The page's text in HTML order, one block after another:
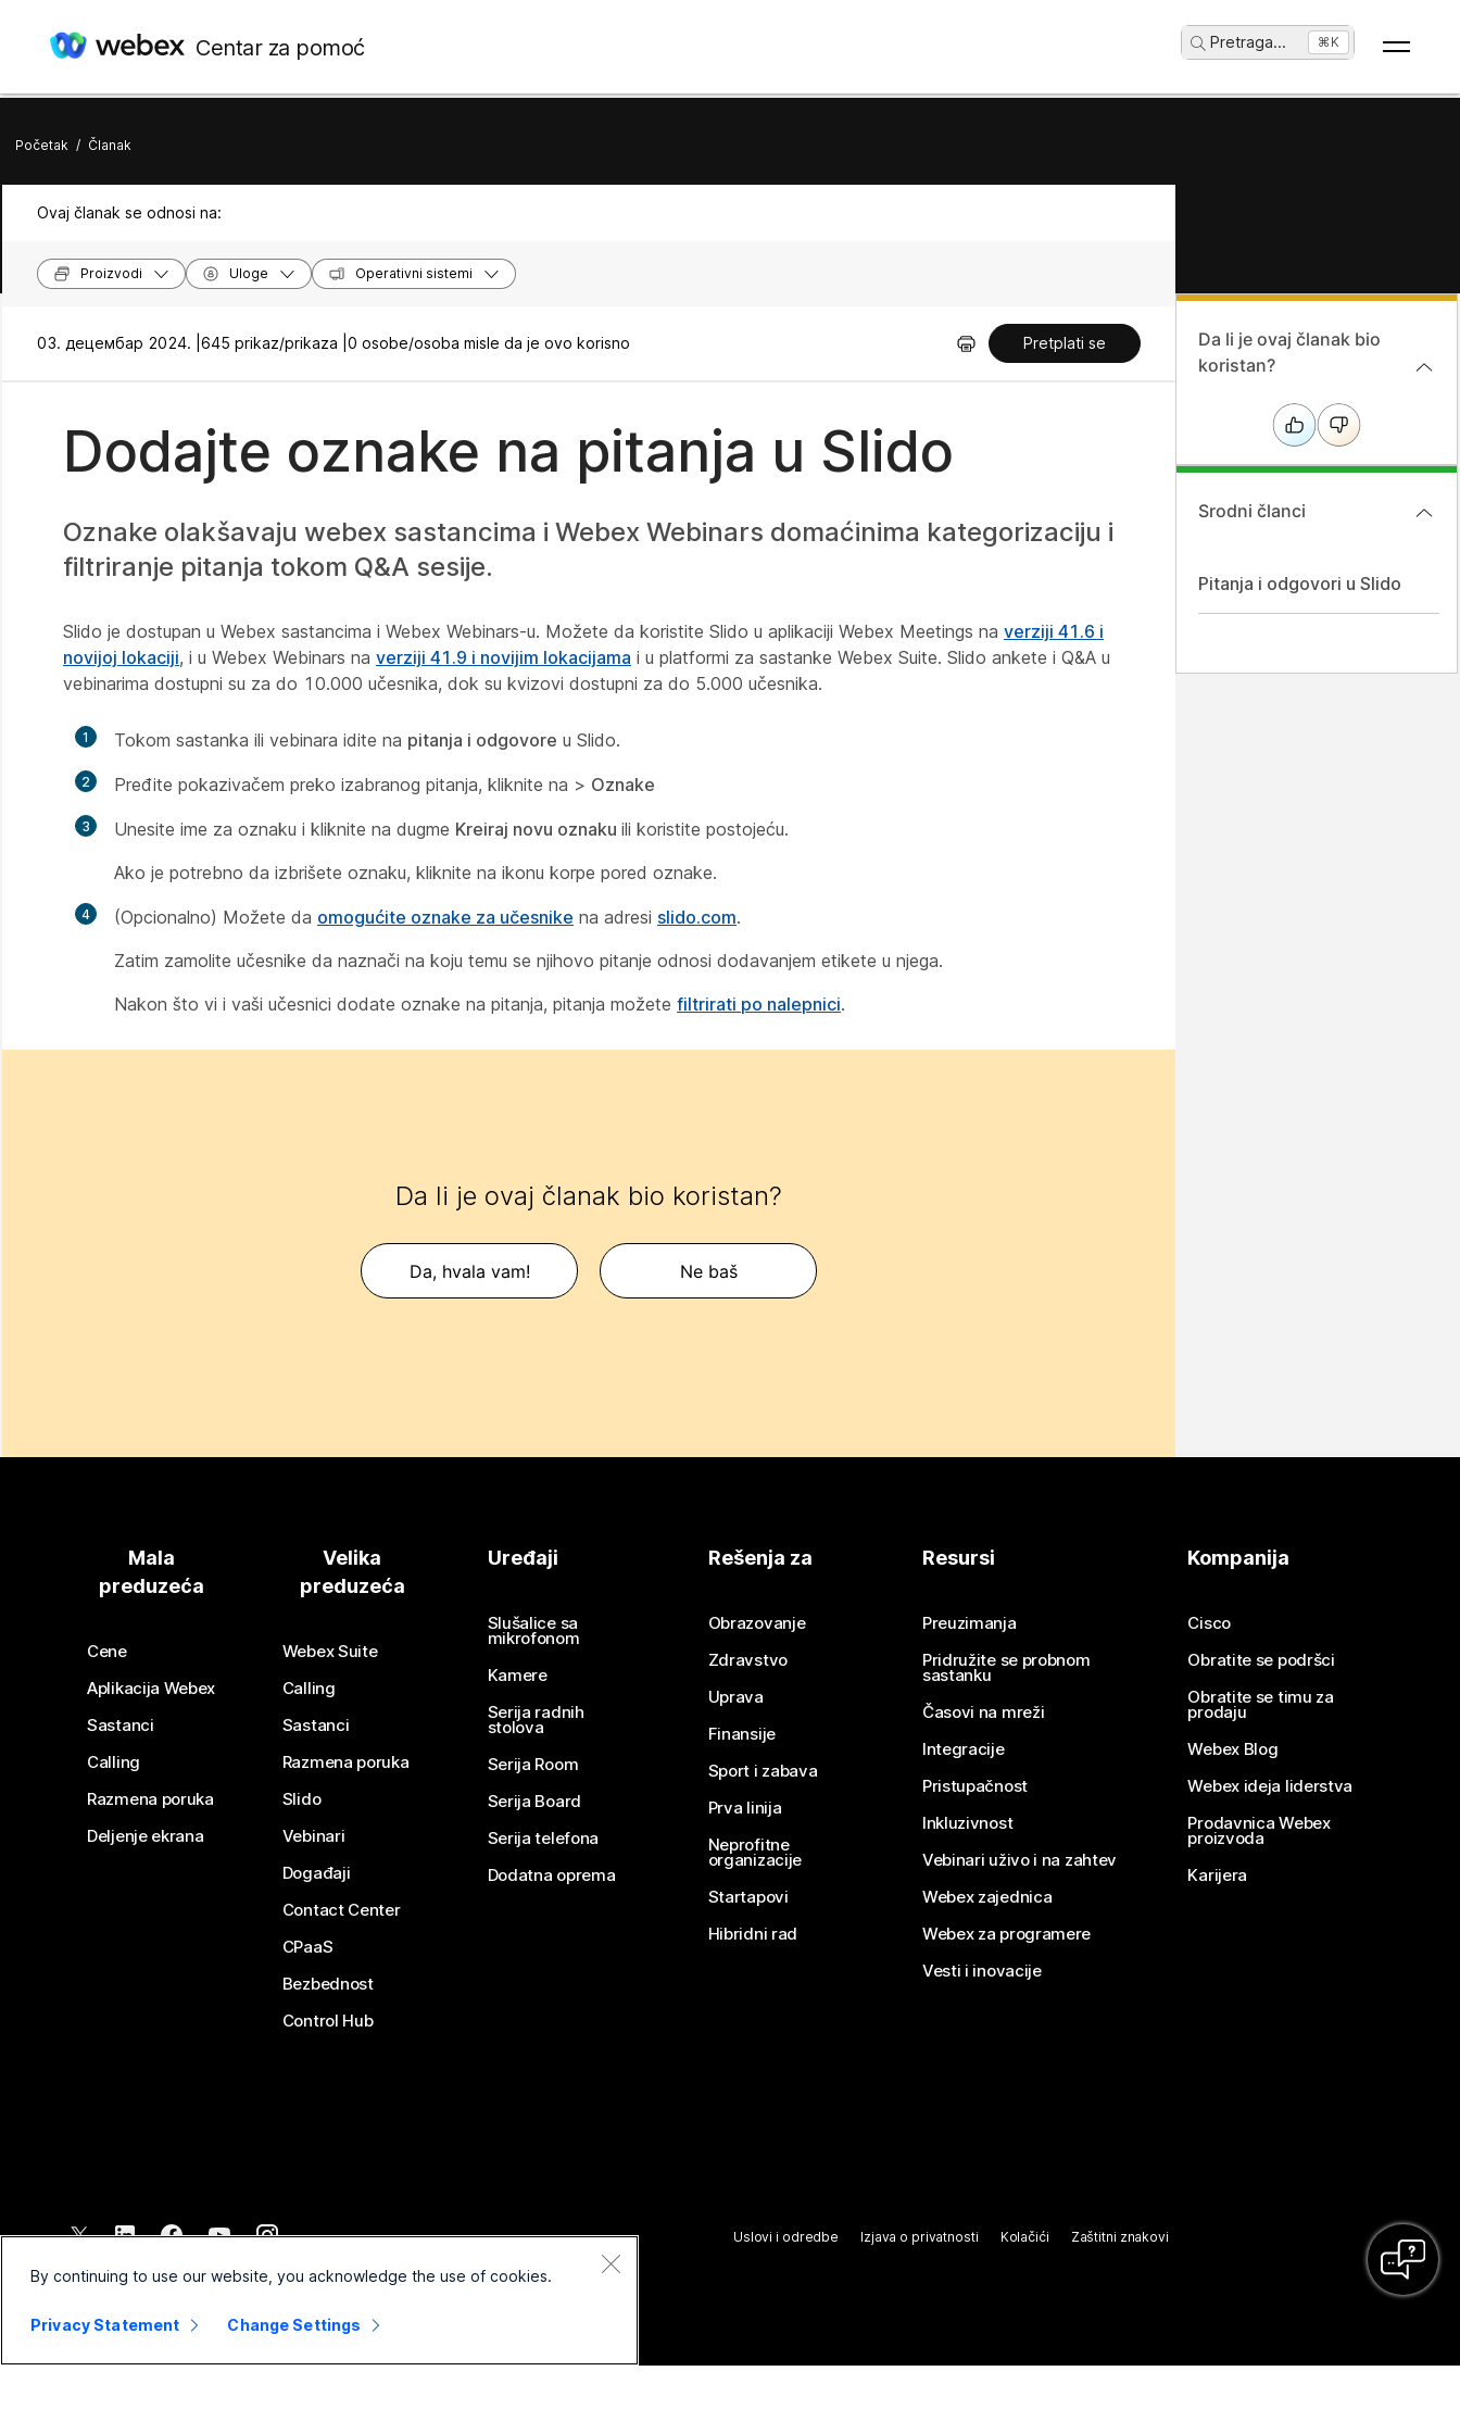
Centar za pomoć Pretraga... ⌘K
Početak / Članak
Ovaj članak se odnosi na:
Proizvodi Uloge Operativni sistemi
03. децембар 2024. | 645 prikaz/prikaza | 0 osobe/osoba misle da je ovo korisno Pretplati se
Dodajte oznake na pitanja u Slido
Oznake olakšavaju webex sastancima i Webex Webinars domaćinima kategorizaciju i
filtriranje pitanja tokom Q&A sesije.
Slido je dostupan u Webex sastancima i Webex Webinars-u. Možete da koristite Slido u aplikaciji Webex Meetings na verziji 41.6 i
novijoj lokaciji, i u Webex Webinars na verziji 41.9 i novijim lokacijama i u platformi za sastanke Webex Suite. Slido ankete i Q&A u
vebinarima dostupni su za do 10.000 učesnika, dok su kvizovi dostupni za do 5.000 učesnika.
1 Tokom sastanka ili vebinara idite na pitanja i odgovore u Slido.
2 Pređite pokazivačem preko izabranog pitanja, kliknite na > Oznake
3 Unesite ime za oznaku i kliknite na dugme Kreiraj novu oznaku ili koristite postojeću.
Ako je potrebno da izbrišete oznaku, kliknite na ikonu korpe pored oznake.
4 (Opcionalno) Možete da omogućite oznake za učesnike na adresi slido.com.
Zatim zamolite učesnike da naznači na koju temu se njihovo pitanje odnosi dodavanjem etikete u njega.
Nakon što vi i vaši učesnici dodate oznake na pitanja, pitanja možete filtrirati po nalepnici.
Da li je ovaj članak bio koristan?
Da, hvala vam! Ne baš
Da li je ovaj članak bio
koristan?
Srodni članci
Pitanja i odgovori u Slido
Mala
preduzeća
Cene
Aplikacija Webex
Sastanci
Calling
Razmena poruka
Deljenje ekrana
Velika
preduzeća
Webex Suite
Calling
Sastanci
Razmena poruka
Slido
Vebinari
Događaji
Contact Center
CPaaS
Bezbednost
Control Hub
Uređaji
Slušalice sa
mikrofonom
Kamere
Serija radnih
stolova
Serija Room
Serija Board
Serija telefona
Dodatna oprema
Rešenja za
Obrazovanje
Zdravstvo
Uprava
Finansije
Sport i zabava
Prva linija
Neprofitne
organizacije
Startapovi
Hibridni rad
Resursi
Preuzimanja
Pridružite se probnom
sastanku
Časovi na mreži
Integracije
Pristupačnost
Inkluzivnost
Vebinari uživo i na zahtev
Webex zajednica
Webex za programere
Vesti i inovacije
Kompanija
Cisco
Obratite se podršci
Obratite se timu za
prodaju
Webex Blog
Webex ideja liderstva
Prodavnica Webex
proizvoda
Karijera
2026 Cisco i/ili povezana pravna lica. Sva prava zadržana.
Uslovi i odredbe Izjava o privatnosti Kolačići Zaštitni znakovi
By continuing to use our website, you acknowledge the use of cookies.
Privacy Statement Change Settings